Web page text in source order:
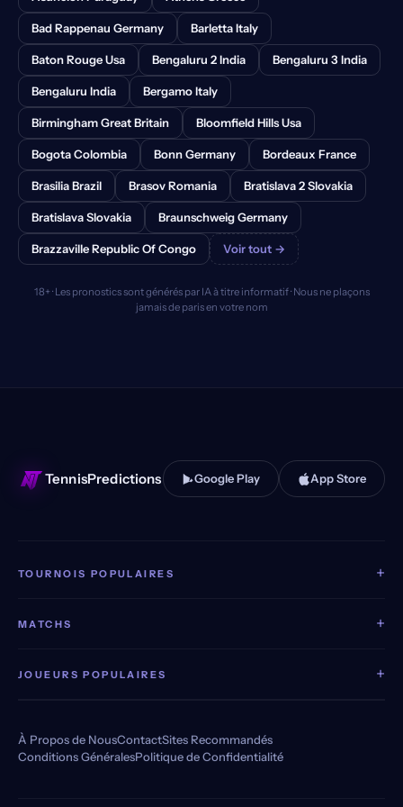
Bad Rappenau Germany Barletta Italy
Baton Rouge Usa Bengaluru 2 India Bengaluru 3 India
Bengaluru India Bergamo Italy
Birmingham Great Britain Bloomfield Hills Usa
Bogota Colombia Bonn Germany Bordeaux France
Brasilia Brazil Brasov Romania Bratislava 2 Slovakia
Bratislava Slovakia Braunschweig Germany
Brazzaville Republic Of Congo Voir tout →
18+ · Les pronostics sont générés par IA à titre informatif · Nous ne plaçons
jamais de paris en votre nom
TennisPredictions Google Play App Store
TOURNOIS POPULAIRES +
MATCHS +
JOUEURS POPULAIRES +
À Propos de NousContactSites Recommandés
Conditions GénéralesPolitique de Confidentialité